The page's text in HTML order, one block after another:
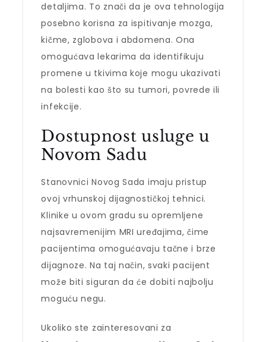
detaljima. To znači da je ova tehnologija
posebno korisna za ispitivanje mozga,
kičme, zglobova i abdomena. Ona
omogućava lekarima da identifikuju
promene u tkivima koje mogu ukazivati
na bolesti kao što su tumori, povrede ili
infekcije.
Dostupnost usluge u
Novom Sadu
Stanovnici Novog Sada imaju pristup
ovoj vrhunskoj dijagnostičkoj tehnici.
Klinike u ovom gradu su opremljene
najsavremenijim MRI uređajima, čime
pacijentima omogućavaju tačne i brze
dijagnoze. Na taj način, svaki pacijent
može biti siguran da će dobiti najbolju
moguću negu.
Ukoliko ste zainteresovani za